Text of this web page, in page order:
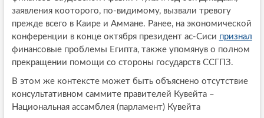
заявления кооторого, по-видимому, вызвали тревогу
прежде всего в Каире и Аммане. Ранее, на экономической
конференции в конце октября президент ас-Сиси признал
финансовые проблемы Египта, также упомянув о полном
прекращении помощи со стороны государств ССГПЗ.
В этом же контексте может быть объяснено отсутствие
консультативном саммите правителей Кувейта –
Национальная ассамблея (парламент) Кувейта